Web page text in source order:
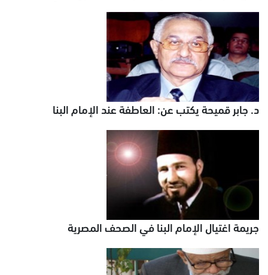
د. جابر قميحة يكتب عن: العاطفة عند الإمام البنا
جريمة اغتيال الإمام البنا في الصحف المصرية